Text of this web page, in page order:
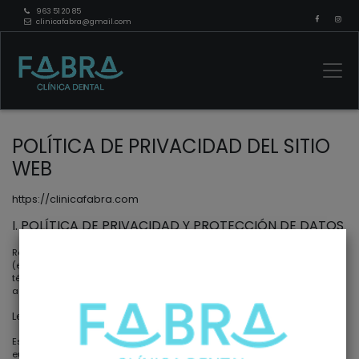
963 51 20 85
clinicafabra@gmail.com
POLÍTICA DE PRIVACIDAD DEL SITIO
WEB
https://clinicafabra.com
I. POLÍTICA DE PRIVACIDAD Y PROTECCIÓN DE DATOS
Respetando lo establecido en la legislación vigente,
(en adelante, también Sitio Web) se compromete a adoptar las medidas
técnicas y organizativas necesarias, según el nivel de seguridad
adecuado al riesgo de los datos recogidos.
Leyes que incorpora esta política de privacidad
Esta política de privacidad está adaptada a la normativa española y
europea vigente en materia de protección de datos personales en